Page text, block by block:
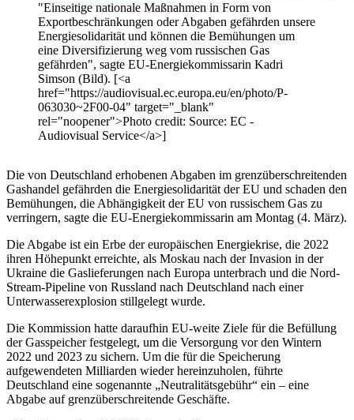
"Einseitige nationale Maßnahmen in Form von
Exportbeschränkungen oder Abgaben gefährden unsere
Energiesolidarität und können die Bemühungen um
eine Diversifizierung weg vom russischen Gas
gefährden", sagte EU-Energiekommissarin Kadri
Simson (Bild). [<a
href="https://audiovisual.ec.europa.eu/en/photo/P-
063030~2F00-04" target="_blank"
rel="noopener">Photo credit: Source: EC -
Audiovisual Service</a>]
Die von Deutschland erhobenen Abgaben im grenzüberschreitenden
Gashandel gefährden die Energiesolidarität der EU und schaden den
Bemühungen, die Abhängigkeit der EU von russischem Gas zu
verringern, sagte die EU-Energiekommissarin am Montag (4. März).
Die Abgabe ist ein Erbe der europäischen Energiekrise, die 2022
ihren Höhepunkt erreichte, als Moskau nach der Invasion in der
Ukraine die Gaslieferungen nach Europa unterbrach und die Nord-
Stream-Pipeline von Russland nach Deutschland nach einer
Unterwasserexplosion stillgelegt wurde.
Die Kommission hatte daraufhin EU-weite Ziele für die Befüllung
der Gasspeicher festgelegt, um die Versorgung vor den Wintern
2022 und 2023 zu sichern. Um die für die Speicherung
aufgewendeten Milliarden wieder hereinzuholen, führte
Deutschland eine sogenannte „Neutralitätsgebühr“ ein – eine
Abgabe auf grenzüberschreitende Geschäfte.